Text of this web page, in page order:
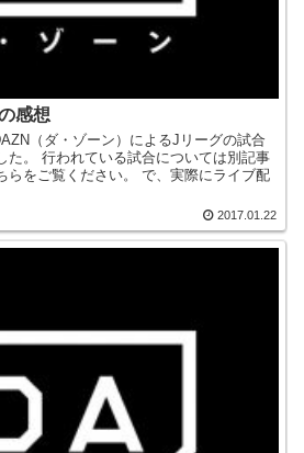
感想
（ダ・ゾーン）によるJリーグの試合
た。 行われている試合については別記事
らをご覧ください。 で、実際にライブ配
2017.01.22